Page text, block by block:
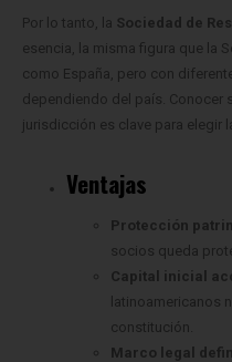
Por lo tanto, la Sociedad de
esencia, la misma figura que la
como España, pero con
dependiendo del país. Conocer
jurisdicción es clave para elegir
Ventajas
Protección
socios queda
Capital inicial
latinoamericanos
constitución.
Marco legal